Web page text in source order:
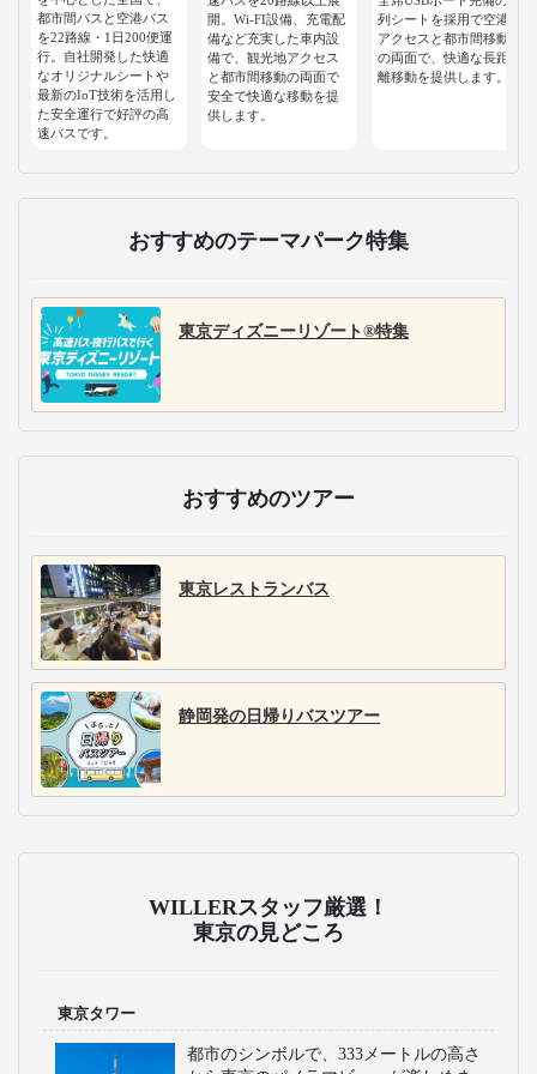
都市間バスと空港バス
を22路線・1日200便運
行。自社開発した快適
なオリジナルシートや
最新のIoT技術を活用し
た安全運行で好評の高
速バスです。
開。Wi-FI設備、充電配
備など充実した車内設
備で、観光地アクセス
と都市間移動の両面で
安全で快適な移動を提
供します。
列シートを採用で空港
アクセスと都市間移動
の両面で、快適な長距
離移動を提供します。
おすすめのテーマパーク特集
東京ディズニーリゾート®特集
おすすめのツアー
東京レストランバス
静岡発の日帰りバスツアー
WILLERスタッフ厳選！
東京の見どころ
東京タワー
都市のシンボルで、333メートルの高さ